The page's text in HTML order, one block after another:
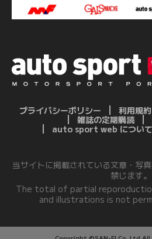
プライバシーポリシー 利用規約
雑誌の定期購読
auto sport web について
当サイトに掲載されている文章・写
禁じます。
The total of partial
and illustrations is not